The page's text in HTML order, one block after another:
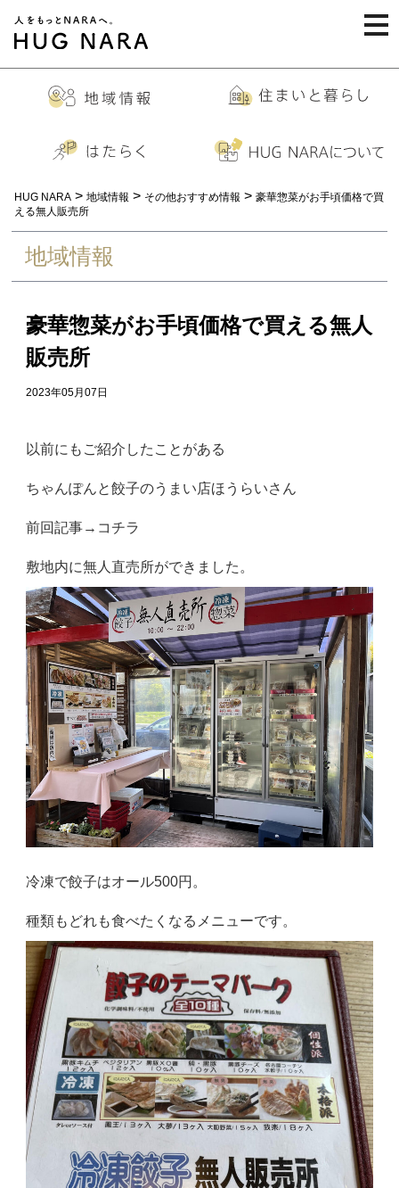
HUG NARA > 地域情報 > その他おすすめ情報 > 豪華惣菜がお手頃価格で買
える無人販売所
地域情報
豪華惣菜がお手頃価格で買える無人
販売所
2023年05月07日
以前にもご紹介したことがある
ちゃんぽんと餃子のうまい店ほうらいさん
前回記事→ コチラ
敷地内に無人直売所ができました。
冷凍で餃子はオール500円。
種類もどれも食べたくなるメニューです。